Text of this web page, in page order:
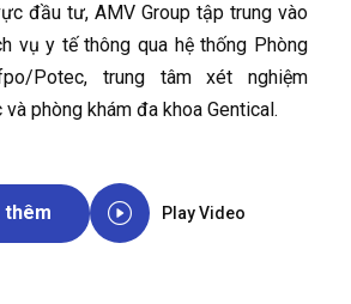
tư, AMV Group tập trung vào
vụ y tế thông qua hệ thống Phòng
Potec, trung tâm xét nghiệm
và phòng khám đa khoa Gentical.
thêm Play Video